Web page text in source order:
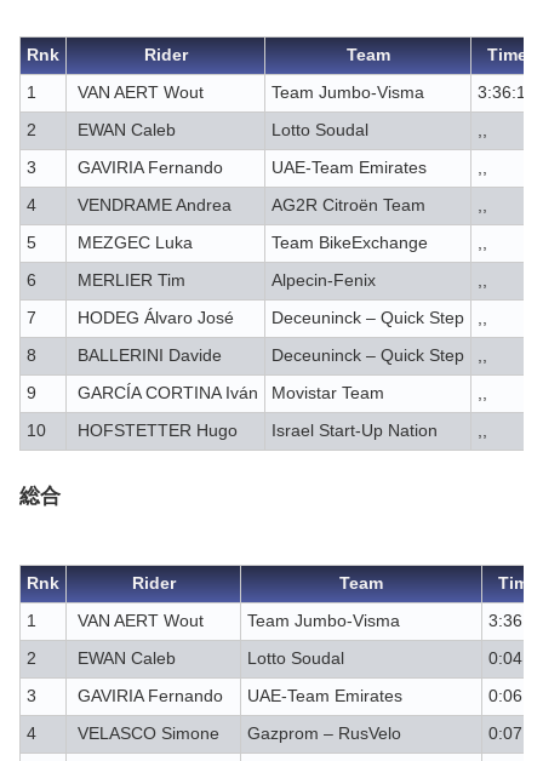
Rnk Rider Team Time
1 VAN AERT Wout Team Jumbo-Visma 3:36:17
2 EWAN Caleb Lotto Soudal
3 GAVIRIA Fernando UAE-Team Emirates
4 VENDRAME Andrea AG2R Citroën Team
5 MEZGEC Luka Team BikeExchange
6 MERLIER Tim Alpecin-Fenix
7 HODEG Álvaro José Deceuninck – Quick Step
8 BALLERINI Davide Deceuninck – Quick Step
9 GARCÍA CORTINA Iván Movistar Team
10 HOFSTETTER Hugo Israel Start-Up Nation
総合
Rnk Rider Team Time
1 VAN AERT Wout Team Jumbo-Visma
2 EWAN Caleb Lotto Soudal 0:04
3 GAVIRIA Fernando UAE-Team Emirates 0:06
4 VELASCO Simone Gazprom – RusVelo 0:07